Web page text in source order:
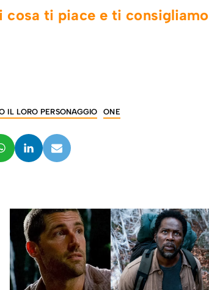
cosa ti piace e ti consigliamo
IL LORO PERSONAGGIO ONE